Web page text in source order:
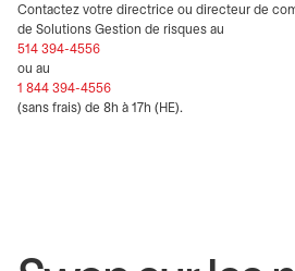
Contactez votre directrice ou directeur de
de Solutions Gestion de risques au
514 394-4556
ou au
1 844 394-4556
(sans frais) de 8h à 17h (HE).